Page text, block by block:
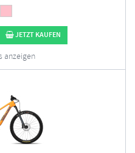
JETZT KAUFEN
anzeigen